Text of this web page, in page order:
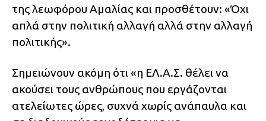
της λεωφόρου Αμαλίας και προσθέτουν: «Όχι
απλά στην πολιτική αλλαγή αλλά στην αλλαγή
πολιτικής».
Σημειώνουν ακόμη ότι «η ΕΛ.Α.Σ. θέλει να
ακούσει τους ανθρώπους που εργάζονται
ατελείωτες ώρες, συχνά χωρίς ανάπαυλα και